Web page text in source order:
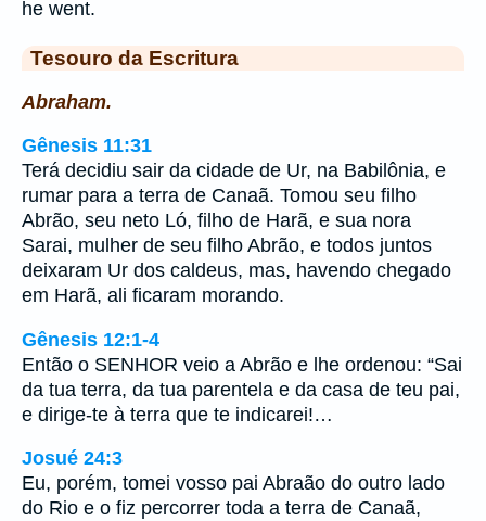
he went.
Tesouro da Escritura
Abraham.
Gênesis 11:31
Terá decidiu sair da cidade de Ur, na Babilônia, e
rumar para a terra de Canaã. Tomou seu filho
Abrão, seu neto Ló, filho de Harã, e sua nora
Sarai, mulher de seu filho Abrão, e todos juntos
deixaram Ur dos caldeus, mas, havendo chegado
em Harã, ali ficaram morando.
Gênesis 12:1-4
Então o SENHOR veio a Abrão e lhe ordenou: “Sai
da tua terra, da tua parentela e da casa de teu pai,
e dirige-te à terra que te indicarei!…
Josué 24:3
Eu, porém, tomei vosso pai Abraão do outro lado
do Rio e o fiz percorrer toda a terra de Canaã,